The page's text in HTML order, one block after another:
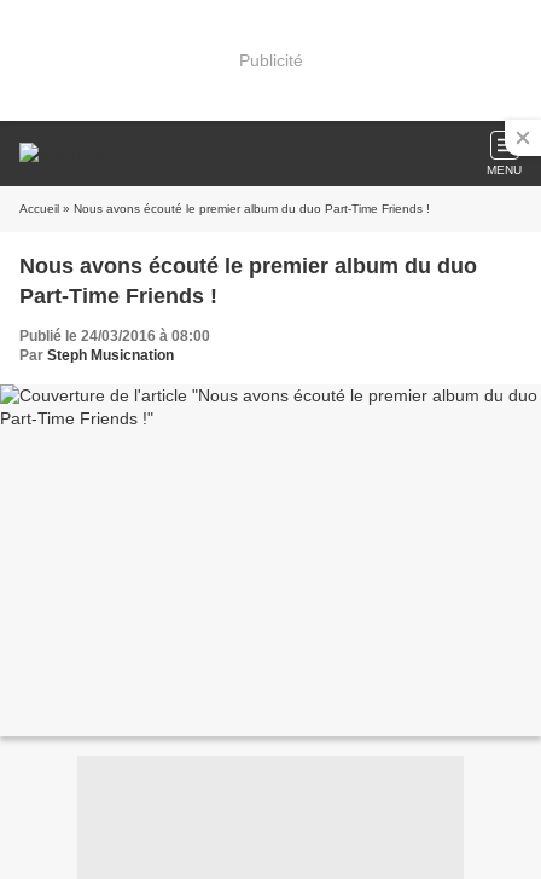
Publicité
MENU
Accueil » Nous avons écouté le premier album du duo Part-Time Friends !
Nous avons écouté le premier album du duo
Part-Time Friends !
Publié le 24/03/2016 à 08:00
Par Steph Musicnation